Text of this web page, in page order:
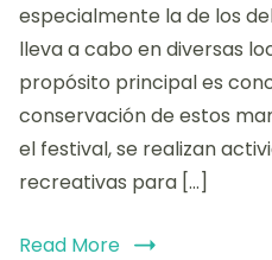
actividades
y
beneficios
para
la
conservación
especialmente la de los
lleva a cabo en diversas
propósito principal es
conservación de estos
el festival, se realizan
recreativas para […]
Read More